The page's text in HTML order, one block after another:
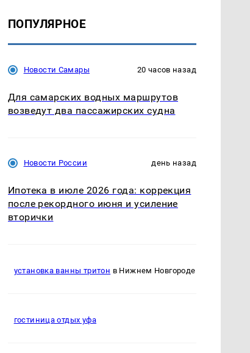
ПОПУЛЯРНОЕ
Новости Самары 20 часов назад
Для самарских водных маршрутов
возведут два пассажирских судна
Новости России день назад
Ипотека в июле 2026 года: коррекция
после рекордного июня и усиление
вторички
установка ванны тритон в Нижнем Новгороде
гостиница отдых уфа